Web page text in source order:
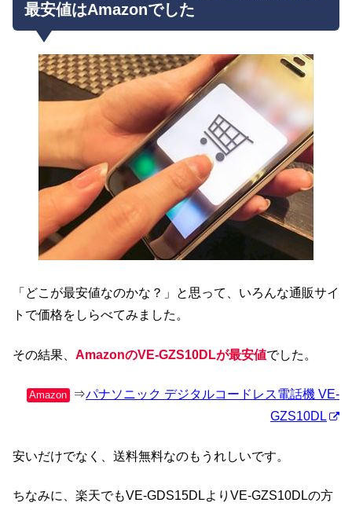
最安値はAmazonでした
「どこが最安値なのかな？」と思って、いろんな通販サイ
トで価格をしらべてみました。
その結果、 AmazonのVE-GZS10DLが最安値でした。
Amazon ⇒パナソニック デジタルコードレス電話機 VE-
GZS10DL
安いだけでなく、送料無料なのもうれしいです。
ちなみに、楽天でもVE-GDS15DLよりVE-GZS10DLの方